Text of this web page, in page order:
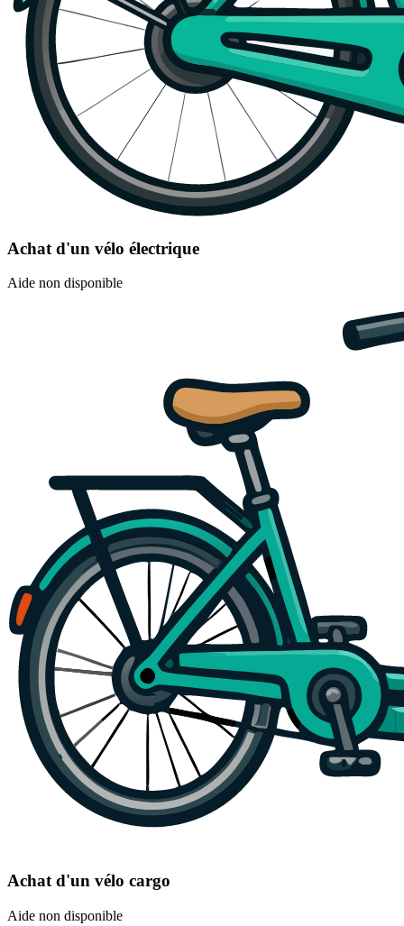
Achat d'un vélo électrique
Aide non disponible
Achat d'un vélo cargo
Aide non disponible